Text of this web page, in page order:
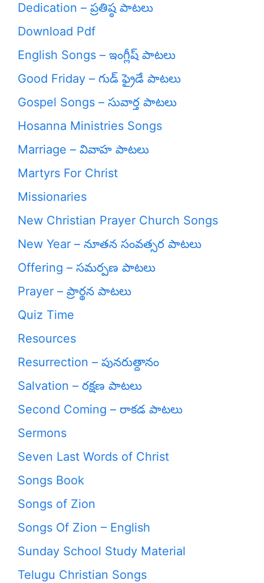
Dedication – ప్రతిష్ఠ పాటలు
Download Pdf
English Songs – ఇంగ్లీష్ పాటలు
Good Friday – గుడ్ ఫ్రైడే పాటలు
Gospel Songs – సువార్త పాటలు
Hosanna Ministries Songs
Marriage – వివాహ పాటలు
Martyrs For Christ
Missionaries
New Christian Prayer Church Songs
New Year – నూతన సంవత్సర పాటలు
Offering – సమర్పణ పాటలు
Prayer – ప్రార్థన పాటలు
Quiz Time
Resources
Resurrection – పునరుత్దానం
Salvation – రక్షణ పాటలు
Second Coming – రాకడ పాటలు
Sermons
Seven Last Words of Christ
Songs Book
Songs of Zion
Songs Of Zion – English
Sunday School Study Material
Telugu Christian Songs